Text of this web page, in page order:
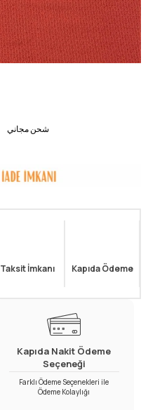
شحن مجاني
Taksit İmkanı Kapıda Ödeme
Kapıda Nakit Ödeme
Seçeneği
Farklı Ödeme Seçenekleri ile
Ödeme Kolaylığı